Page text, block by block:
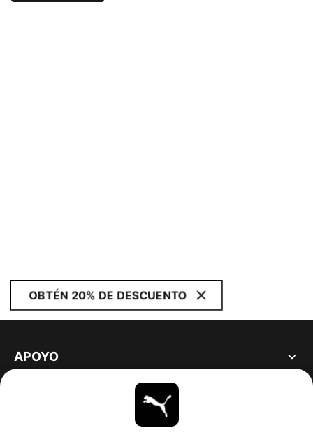
OBTÉN 20% DE DESCUENTO
APOYO